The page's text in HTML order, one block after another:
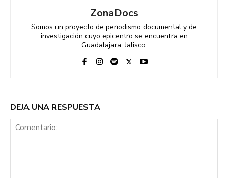
ZonaDocs
Somos un proyecto de periodismo documental y de
investigación cuyo epicentro se encuentra en
Guadalajara, Jalisco.
DEJA UNA RESPUESTA